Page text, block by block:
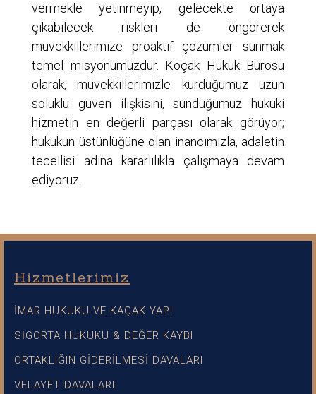
vermekle yetinmeyip, gelecekte ortaya
çıkabilecek riskleri de öngörerek
müvekkillerimize proaktif çözümler sunmak
temel misyonumuzdur. Koçak Hukuk Bürosu
olarak, müvekkillerimizle kurduğumuz uzun
soluklu güven ilişkisini, sunduğumuz hukuki
hizmetin en değerli parçası olarak görüyor;
hukukun üstünlüğüne olan inancımızla, adaletin
tecellisi adına kararlılıkla çalışmaya devam
ediyoruz.
Hizmetlerimiz
İMAR HUKUKU VE KAÇAK YAPI
SİGORTA HUKUKU & DEĞER KAYBI
ORTAKLIĞIN GİDERİLMESİ DAVALARI
VELAYET DAVALARI